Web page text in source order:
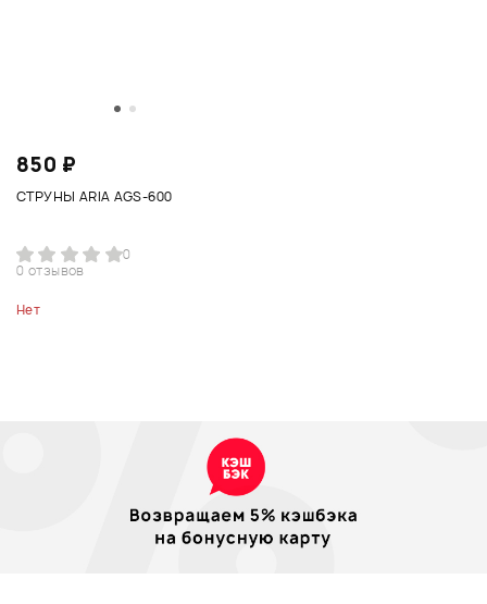
850 ₽
СТРУНЫ ARIA AGS-600
0
0 отзывов
Нет